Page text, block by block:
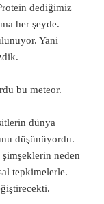
dediğimiz
her şeyde.
Yani
bu meteor.
dünya
düşünüyordu.
neden
tepkimelerle.